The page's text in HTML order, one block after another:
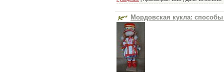
Мордовская кукла: